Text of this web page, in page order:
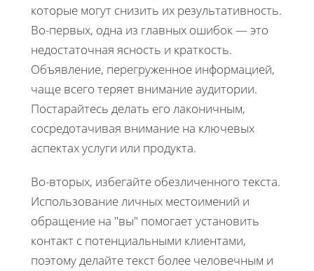
которые могут снизить их результативность.
Во-первых, одна из главных ошибок — это
недостаточная ясность и краткость.
Объявление, перегруженное информацией,
чаще всего теряет внимание аудитории.
Постарайтесь делать его лаконичным,
сосредотачивая внимание на ключевых
аспектах услуги или продукта.
Во-вторых, избегайте обезличенного текста.
Использование личных местоимений и
обращение на "вы" помогает установить
контакт с потенциальными клиентами,
поэтому делайте текст более человечным и